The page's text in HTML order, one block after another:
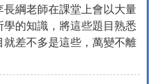
長綱老師在課堂上會以大量
的知識，將這些題目熟悉
差不多是這些，萬變不離